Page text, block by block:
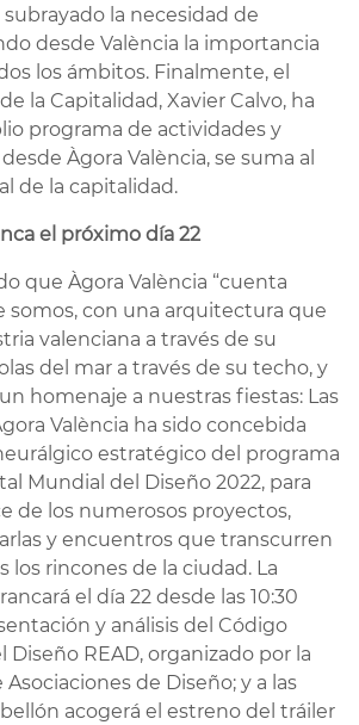
subrayado la necesidad de
desde València la importancia
los ámbitos. Finalmente, el
la Capitalidad, Xavier Calvo, ha
programa de actividades y
Àgora València, se suma al
de la capitalidad.
el próximo día 22
que Àgora València “cuenta
somos, con una arquitectura que
valenciana a través de su
del mar a través de su techo, y
homenaje a nuestras fiestas: Las
València ha sido concebida
estratégico del programa
Mundial del Diseño 2022, para
de los numerosos proyectos,
y encuentros que transcurren
los rincones de la ciudad. La
el día 22 desde las 10:30
y análisis del Código
Diseño READ, organizado por la
Asociaciones de Diseño; y a las
acogerá el estreno del tráiler